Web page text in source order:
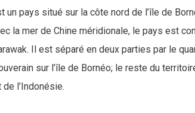
la mer de Chine méridionale, le pays est
Il est séparé en deux parties par le
sur l’île de Bornéo; le reste du
l’Indonésie.